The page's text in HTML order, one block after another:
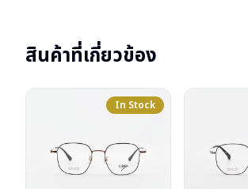
สินค้าที่เกี่ยวข้อง
In Stock